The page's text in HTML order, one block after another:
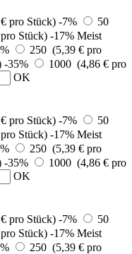
pro Stück) -7%
50
Stück) -17% Meist
250 (5,39 € pro
-35%
1000 (4,86 € pro
OK
pro Stück) -7%
50
Stück) -17% Meist
250 (5,39 € pro
-35%
1000 (4,86 € pro
OK
pro Stück) -7%
50
Stück) -17% Meist
250 (5,39 € pro